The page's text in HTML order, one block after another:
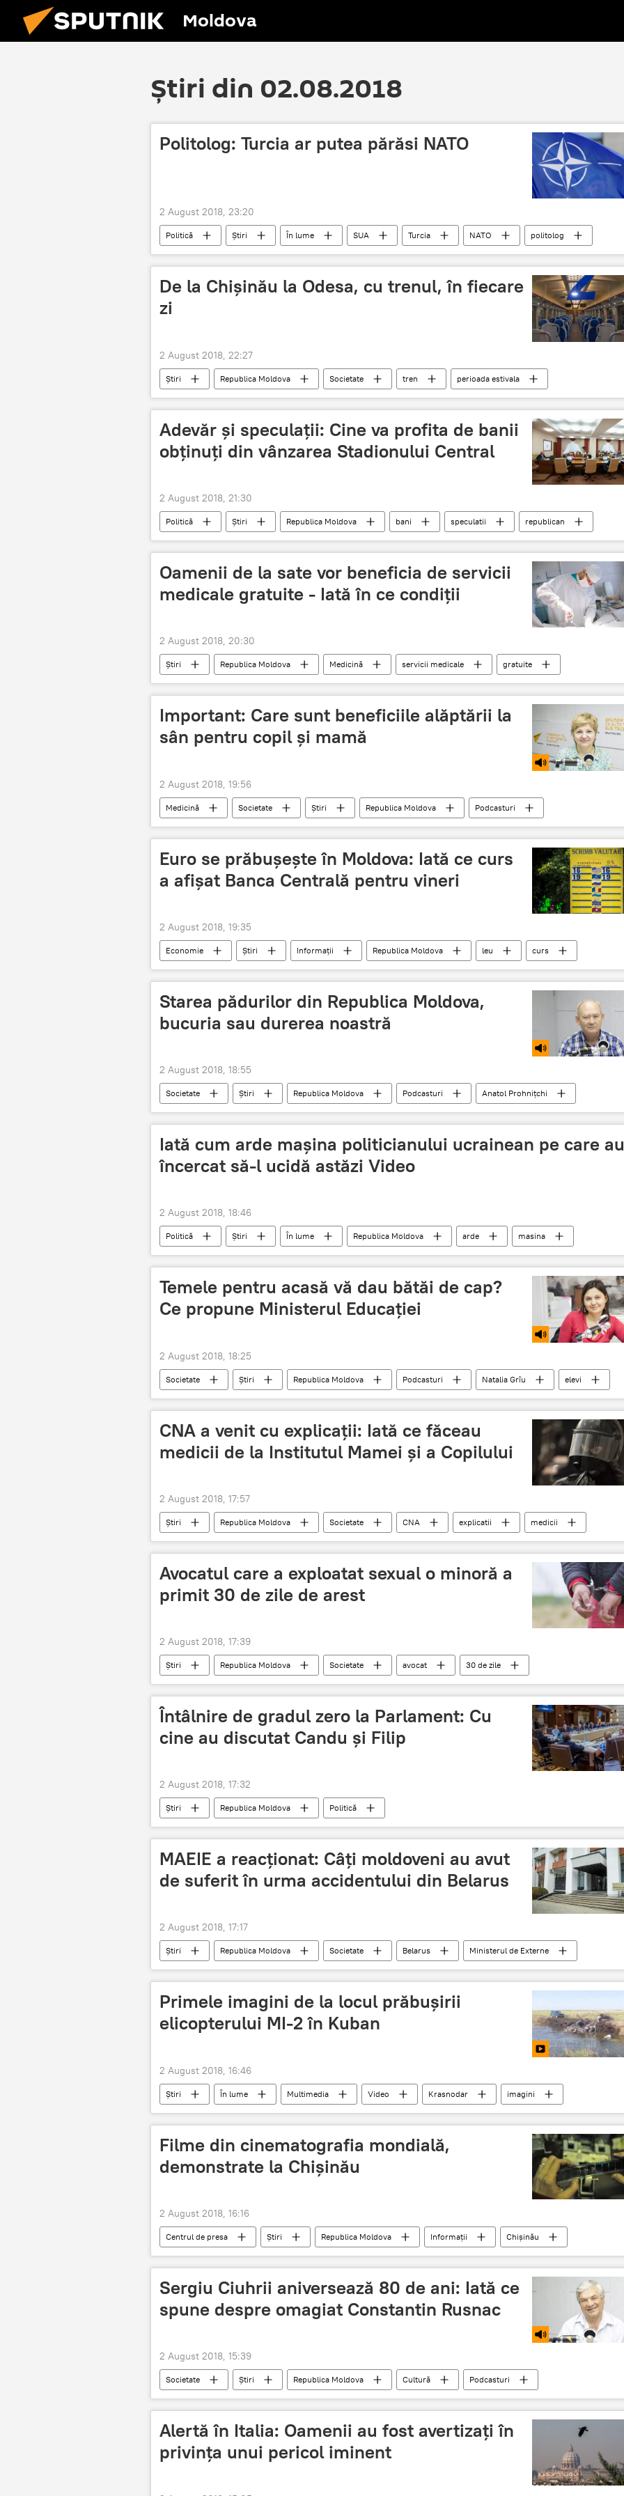
Moldova
Știri din 02.08.2018
Politolog: Turcia ar putea părăsi NATO
2 August 2018, 23:20
Politică Știri În lume SUA Turcia NATO
politolog
sanctiuni
De la Chișinău la Odesa, cu trenul, în fiecare
zi
2 August 2018, 22:27
Știri Republica Moldova Societate tren
perioada estivala
Chisinau-Odesa
orarul curselor
Adevăr și speculații: Cine va profita de banii
obținuți din vânzarea Stadionului Central
2 August 2018, 21:30
Politică Știri Republica Moldova bani speculatii
republican
obtinuti
stadionul
Oamenii de la sate vor beneficia de servicii
medicale gratuite - Iată în ce condiții
2 August 2018, 20:30
Știri Republica Moldova Medicină servicii medicale
gratuite
oameni de la sate
Important: Care sunt beneficiile alăptării la
sân pentru copil și mamă
2 August 2018, 19:56
Medicină Societate Știri Republica Moldova
Podcasturi
Ninel Revenco
copii avantaje lapte matern alimentație naturală
Euro se prăbușește în Moldova: Iată ce curs
a afișat Banca Centrală pentru vineri
2 August 2018, 19:35
Economie Știri Informații Republica Moldova leu
curs
moldova
Eurodeputați romanesc prabuseste
Starea pădurilor din Republica Moldova,
bucuria sau durerea noastră
2 August 2018, 18:55
Societate Știri Republica Moldova Podcasturi
Anatol Prohnițchi
mediu
păduri tăierea copacilor ecologist
Iată cum arde mașina politicianului ucrainean pe care au
încercat să-l ucidă astăzi Video
2 August 2018, 18:46
Politică Știri În lume Republica Moldova arde
masina
Video
Temele pentru acasă vă dau bătăi de cap?
Ce propune Ministerul Educației
2 August 2018, 18:25
Societate Știri Republica Moldova Podcasturi Natalia Grîu
elevi
profesori
curricula școlară tema pentru acasa
CNA a venit cu explicații: Iată ce făceau
medicii de la Institutul Mamei și a Copilului
2 August 2018, 17:57
Știri Republica Moldova Societate CNA explicatii medicii
Avocatul care a exploatat sexual o minoră a
primit 30 de zile de arest
2 August 2018, 17:39
Știri Republica Moldova Societate avocat
30 de zile
exploatare sexuală
minoră retinut
Întâlnire de gradul zero la Parlament: Cu
cine au discutat Candu și Filip
2 August 2018, 17:32
Știri Republica Moldova
Politică
Activitatea Parlamentului Moldovei - știri de ultimă oră
Andrian Candu
Pavel Filip
MAEIE a reacționat: Câți moldoveni au avut
de suferit în urma accidentului din Belarus
2 August 2018, 17:17
Știri Republica Moldova Societate Belarus
Ministerul de Externe
accident
moldoveni autobuz precizarea ministerului de externe
Primele imagini de la locul prăbușirii
elicopterului MI-2 în Kuban
2 August 2018, 16:46
Știri În lume Multimedia Video Krasnodar
imagini
lucrari agricole
Filme din cinematografia mondială,
demonstrate la Chișinău
2 August 2018, 16:16
Centrul de presa Știri Republica Moldova Informații
Chișinău
filme
Festival Internațional
Sergiu Ciuhrii aniversează 80 de ani: Iată ce
spune despre omagiat Constantin Rusnac
2 August 2018, 15:39
Societate Știri Republica Moldova Cultură
Podcasturi
Constantin Rusnac
aniversare Maestru Artist al Poporului muzică
Alertă în Italia: Oamenii au fost avertizați în
privința unui pericol iminent